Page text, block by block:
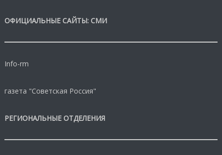
ОФИЦИАЛЬНЫЕ САЙТЫ: СМИ
Info-rm
газета "Советская Россия"
РЕГИОНАЛЬНЫЕ ОТДЕЛЕНИЯ